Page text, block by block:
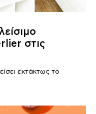
στις
εκτάκτως το